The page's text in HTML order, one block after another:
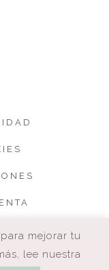
mejorar tu
lee nuestra